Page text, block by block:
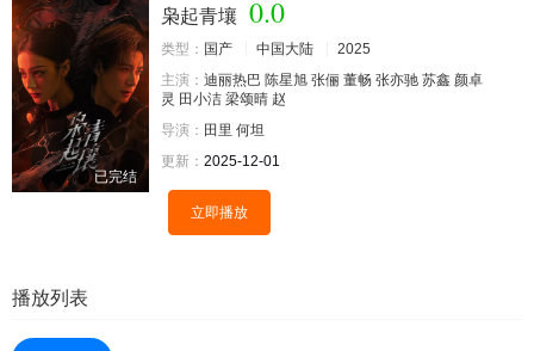
已完结
枭起青壤 0.0
类型： 国产 中国大陆
2025
主演： 迪丽热巴 陈星旭 张俪 董畅 张亦驰 苏鑫 颜卓
灵 田小洁 梁颂晴 赵
导演： 田里 何坦
更新： 2025-12-01
立即播放
播放列表